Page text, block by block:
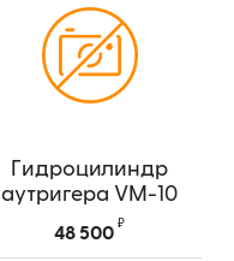
Гидроцилиндр
аутригера VM-10
шток 70мм E01015
48 500
₽